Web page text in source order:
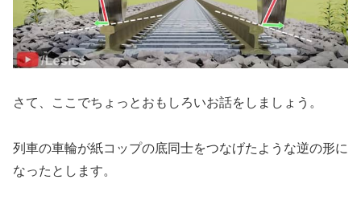
さて、ここでちょっとおもしろいお話をしましょう。
列車の車輪が紙コップの底同士をつなげたような逆の形に
なったとします。